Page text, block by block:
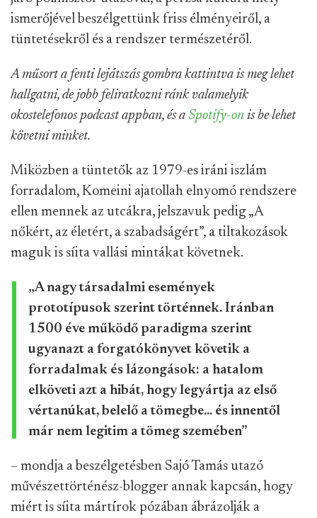
ismerőjével beszélgettünk friss élményeiről, a
tüntetésekről és a rendszer természetéről.
A műsort a fenti lejátszás gombra kattintva is meg lehet
hallgatni, de jobb feliratkozni ránk valamelyik
okostelefonos podcast appban, és a Spotify-on is be lehet
követni minket.
Miközben a tüntetők az 1979-es iráni iszlám
forradalom, Komeini ajatollah elnyomó rendszere
ellen mennek az utcákra, jelszavuk pedig „A
nőkért, az életért, a szabadságért”, a tiltakozások
maguk is síita vallási mintákat követnek.
„A nagy társadalmi események
prototípusok szerint történnek. Iránban
1500 éve működő paradigma szerint
ugyanazt a forgatókönyvet követik a
forradalmak és lázongások: a hatalom
elköveti azt a hibát, hogy legyártja az első
vértanúkat, belelő a tömegbe... és innentől
már nem legitim a tömeg szemében”
– mondja a beszélgetésben Sajó Tamás utazó
művészettörténész-blogger annak kapcsán, hogy
miért is síita mártírok pózában ábrázolják a